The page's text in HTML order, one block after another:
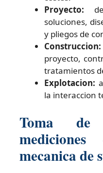
Proyecto:
soluciones,
y pliegos de
Construccion:
proyecto,
tratamientos
Explotacion:
la interaccion
Toma de
mecanica de